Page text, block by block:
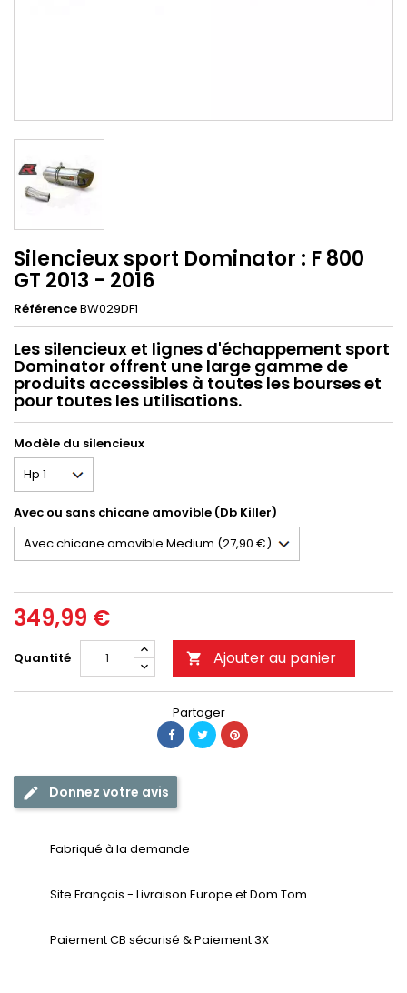
Silencieux sport Dominator : F 800
GT 2013 - 2016
RéférenceBW029DF1
Les silencieux et lignes d'échappement sport
Dominator offrent une large gamme de
produits accessibles à toutes les bourses et
pour toutes les utilisations.
Modèle du silencieux
Avec ou sans chicane amovible (Db Killer)
349,99 €
Quantité  Ajouter au panier
Partager
Donnez votre avis
Fabriqué à la demande
Site Français - Livraison Europe et Dom Tom
Paiement CB sécurisé & Paiement 3X